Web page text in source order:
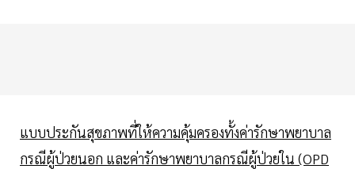
แบบประกันสุขภาพที่ให้ความคุ้มครองทั้งค่ารักษาพยาบาล
กรณีผู้ป่วยนอก และค่ารักษาพยาบาลกรณีผู้ป่วยใน (OPD